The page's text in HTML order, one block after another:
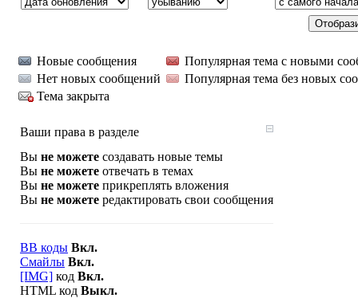
Новые сообщения
Популярная тема с новыми
Нет новых сообщений
Популярная тема без новых
Тема закрыта
Ваши права в разделе
Вы не можете создавать новые темы
Вы не можете отвечать в темах
Вы не можете прикреплять вложения
Вы не можете редактировать свои сообщения
BB коды Вкл.
Смайлы Вкл.
[IMG] код Вкл.
HTML код Выкл.